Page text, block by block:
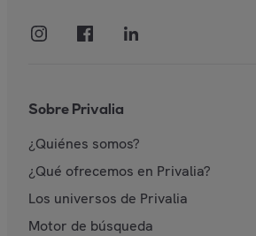
Sobre Privalia
¿Quiénes somos?
¿Qué ofrecemos en Privalia?
Los universos de Privalia
Motor de búsqueda